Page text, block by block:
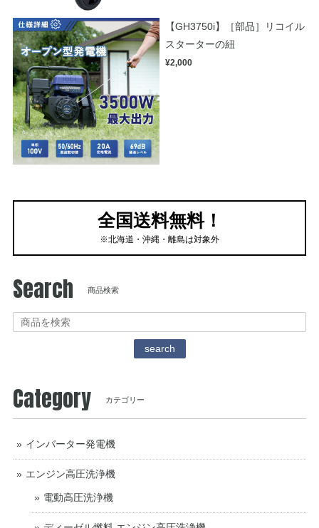
【GH3750i】［部品］リコイル
スターターの紐
¥2,000
全国送料無料！
※北海道・沖縄・離島は対象外
Search 商品検索
search
Category カテゴリー
インバーター発電機
エンジン高圧洗浄機
電動高圧洗浄機